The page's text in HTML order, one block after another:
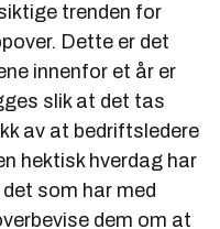
trenden for
Dette er det
innenfor et år er
slik at det tas
av at bedriftsledere
hektisk hverdag har
som har med
dem om at